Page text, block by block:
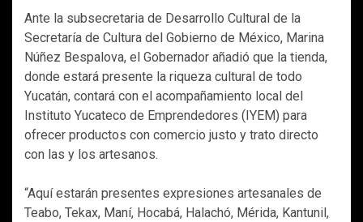
Ante la subsecretaria de Desarrollo Cultural de la
Secretaría de Cultura del Gobierno de México, Marina
Núñez Bespalova, el Gobernador añadió que la tienda,
donde estará presente la riqueza cultural de todo
Yucatán, contará con el acompañamiento local del
Instituto Yucateco de Emprendedores (IYEM) para
ofrecer productos con comercio justo y trato directo
con las y los artesanos.
“Aquí estarán presentes expresiones artesanales de
Teabo, Tekax, Maní, Hocabá, Halachó, Mérida, Kantunil,